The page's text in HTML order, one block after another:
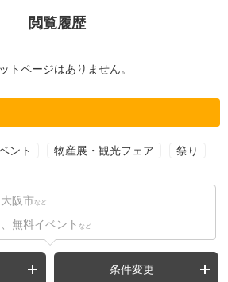
閲覧履歴
トページはありません。
ント 物産展・観光フェア 祭り
阪市 など
無料イベント など
条件変更